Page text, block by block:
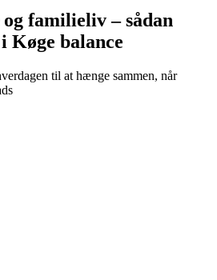
familieliv – sådan
balance
til at hænge sammen, når